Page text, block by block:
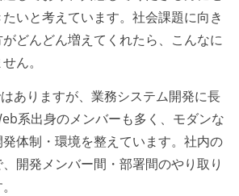
に最新版より1年以上ビハインドし
ための取り組み
されるコードには、全てコードレビュ
グラミングを実施している
グは随時行われるべき」という価値
が共有しており、日常的に実施して
いと考えています。社会課題に向き
どんどん増えてくれたら、こんなに
ん。
ありますが、業務システム開発に長
系出身のメンバーも多く、モダンな
体制・環境を整えています。社内の
開発メンバー間・部署間のやり取り